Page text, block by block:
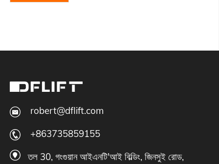
robert@dflift.com
+863735859155
তল 30, গংগুয়ান আইএনটি'আই বিল্ডিং, জিনসুই রোড,